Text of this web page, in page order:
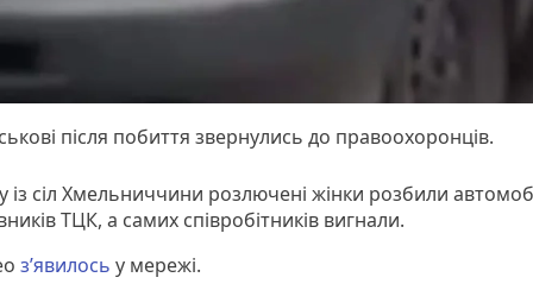
після побиття звернулись до правоохоронців.
із сіл Хмельниччини розлючені жінки розбили
ТЦК, а самих співробітників вигнали.
зʼявилось у мережі.